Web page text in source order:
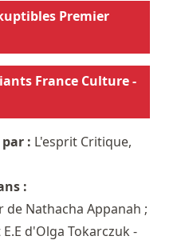
Premier
France Culture -
: L'esprit Critique,
:
Nathacha Appanah ;
d'Olga Tokarczuk -